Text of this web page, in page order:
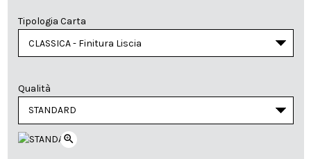
Tipologia Carta
Qualità
zoom_in